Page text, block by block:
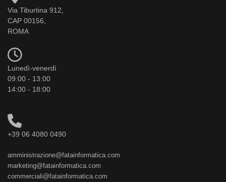
Via Tiburtina 912,
CAP 00156,
ROMA
Lunedì-venerdì
09:00 - 13:00
14:00 - 18:00
+39 06 4080 0490
amministrazione@fatainformatica.com
marketing@fatainformatica.com
commerciali@fatainformatica.com